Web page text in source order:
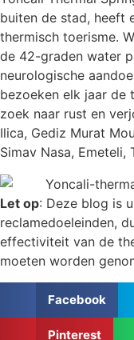
buiten de stad, heeft
thermisch toerisme.
de 42-graden water
neurologische
bezoeken elk jaar de
zoek naar rust en
Ilica, Gediz Murat
Simav Nasa, Emeteli,
Let op: Deze blog is
reclamedoeleinden,
effectiviteit van de
moeten worden
Facebook
Pinterest